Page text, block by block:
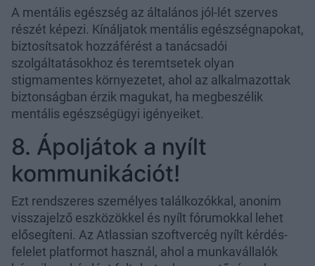
A mentális egészség az általános jól-lét szerves
részét képezi. Kínáljatok mentális egészségnapokat,
biztosítsatok hozzáférést a tanácsadói
szolgáltatásokhoz és teremtsetek olyan
stigmamentes környezetet, ahol az alkalmazottak
biztonságban érzik magukat, ha megbeszélik
mentális egészségügyi igényeiket.
8. Ápoljátok a nyílt
kommunikációt!
Ezt rendszeres személyes találkozókkal, anonim
visszajelző eszközökkel és nyílt fórumokkal lehet
elősegíteni. Az Atlassian szoftvercég nyílt kérdés-
felelet platformot használ, ahol a munkavállalók